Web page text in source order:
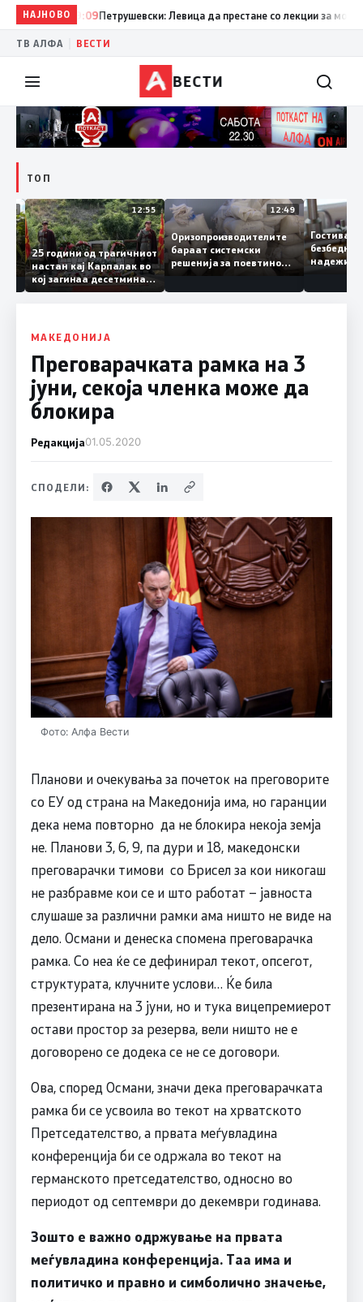
НАЈНОВО
19:09 Петрушевски: Левица да престане со лекции за морал и
ТВ АЛФА ВЕСТИ
ВЕСТИ
ТОП
13:04 12:55
25 години од трагичниот
настан кај Карпалак во
кој загинаа десетмина
македонски бранители
12:49
Оризопроизводителите
бараат системски
решенија за поевтино
производство
МАКЕДОНИЈА
Преговарачката рамка на 3
јуни, секоја членка може да
блокира
Редакција01.05.2020
СПОДЕЛИ:
Фото: Алфа Вести
Планови и очекувања за почеток на преговорите
со ЕУ од страна на Македонија има, но гаранции
дека нема повторно да не блокира некоја земја
не. Планови 3, 6, 9, па дури и 18, македонски
преговарачки тимови со Брисел за кои никогаш
не разбравме кои се и што работат – јавноста
слушаше за различни рамки ама ништо не виде на
дело. Османи и денеска спомена преговарачка
рамка. Со неа ќе се дефинирал текот, опсегот,
структурата, клучните услови… Ќе била
презентирана на 3 јуни, но и тука вицепремиерот
остави простор за резерва, вели ништо не е
договорено се додека се не се договори.
Ова, според Османи, значи дека преговарачката
рамка би се усвоила во текот на хрватското
Претседателство, а првата меѓувладина
конференција би се одржала во текот на
германското претседателство, односно во
периодот од септември до декември годинава.
Зошто е важно одржување на првата
меѓувладина конференција. Таа има и
политичко и правно и симболично значење,